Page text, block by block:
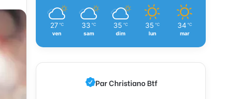
27 ℃
ven
33 ℃
sam
35 ℃
dim
35 ℃
lun
34 ℃
mar
Par Christiano Btf